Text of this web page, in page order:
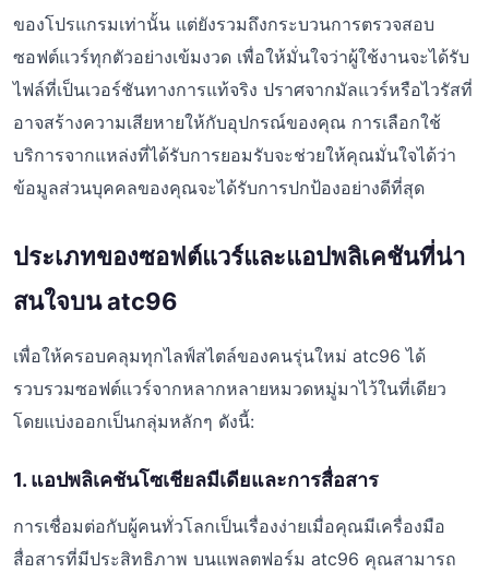
ของโปรแกรมเท่านั้น แต่ยังรวมถึงกระบวนการตรวจสอบ
ซอฟต์แวร์ทุกตัวอย่างเข้มงวด เพื่อให้มั่นใจว่าผู้ใช้งานจะได้รับ
ไฟล์ที่เป็นเวอร์ชันทางการแท้จริง ปราศจากมัลแวร์หรือไวรัสที่
อาจสร้างความเสียหายให้กับอุปกรณ์ของคุณ การเลือกใช้
บริการจากแหล่งที่ได้รับการยอมรับจะช่วยให้คุณมั่นใจได้ว่า
ข้อมูลส่วนบุคคลของคุณจะได้รับการปกป้องอย่างดีที่สุด
ประเภทของซอฟต์แวร์และแอปพลิเคชันที่น่า
สนใจบน atc96
เพื่อให้ครอบคลุมทุกไลฟ์สไตล์ของคนรุ่นใหม่ atc96 ได้
รวบรวมซอฟต์แวร์จากหลากหลายหมวดหมู่มาไว้ในที่เดียว
โดยแบ่งออกเป็นกลุ่มหลักๆ ดังนี้:
1. แอปพลิเคชันโซเชียลมีเดียและการสื่อสาร
การเชื่อมต่อกับผู้คนทั่วโลกเป็นเรื่องง่ายเมื่อคุณมีเครื่องมือ
สื่อสารที่มีประสิทธิภาพ บนแพลตฟอร์ม atc96 คุณสามารถ